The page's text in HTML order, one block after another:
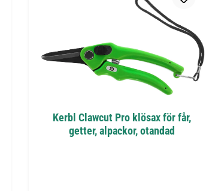
Kerbl Clawcut Pro klösax för får,
getter, alpackor, otandad